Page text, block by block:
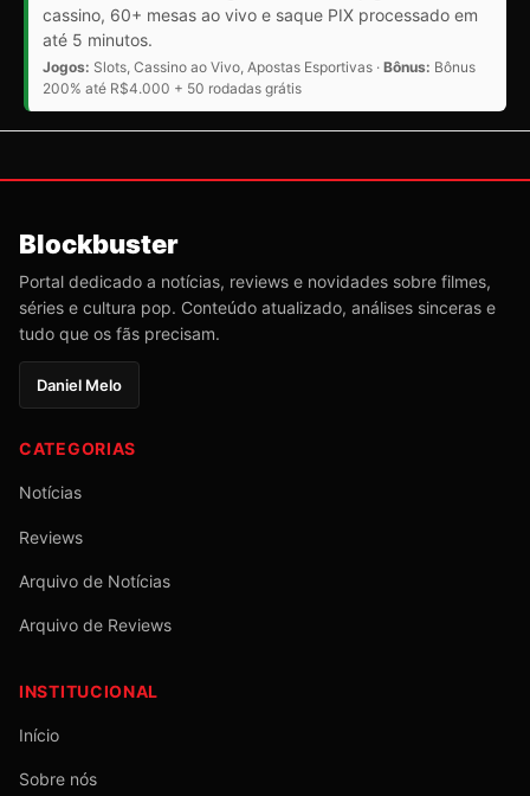
cassino, 60+ mesas ao vivo e saque PIX processado em
até 5 minutos.
Jogos: Slots, Cassino ao Vivo, Apostas Esportivas · Bônus: Bônus
200% até R$4.000 + 50 rodadas grátis
Blockbuster
Portal dedicado a notícias, reviews e novidades sobre filmes,
séries e cultura pop. Conteúdo atualizado, análises sinceras e
tudo que os fãs precisam.
Daniel Melo
CATEGORIAS
Notícias
Reviews
Arquivo de Notícias
Arquivo de Reviews
INSTITUCIONAL
Início
Sobre nós